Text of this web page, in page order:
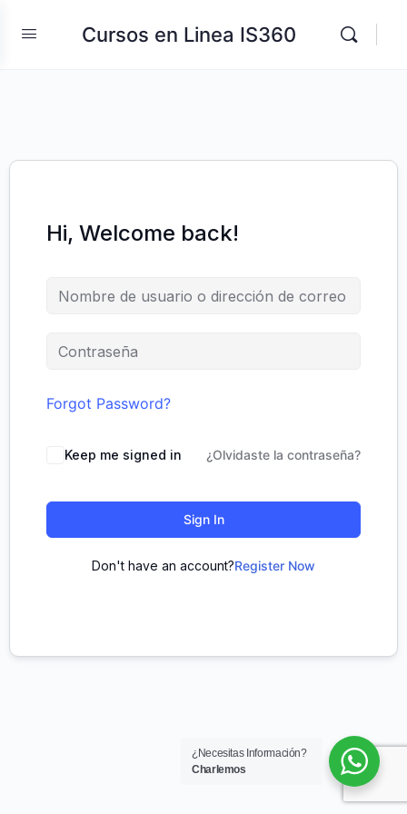
Cursos en Linea IS360
Hi, Welcome back!
Forgot Password?
Keep me signed in ¿Olvidaste la contraseña?
Sign In
Don't have an account?Register Now
¿Necesitas Información?
Charlemos